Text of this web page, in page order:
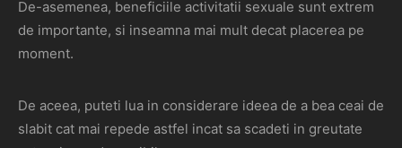
De-asemenea, beneficiile activitatii sexuale sunt extrem
de importante, si inseamna mai mult decat placerea pe
moment.
De aceea, puteti lua in considerare ideea de a bea ceai de
slabit cat mai repede astfel incat sa scadeti in greutate